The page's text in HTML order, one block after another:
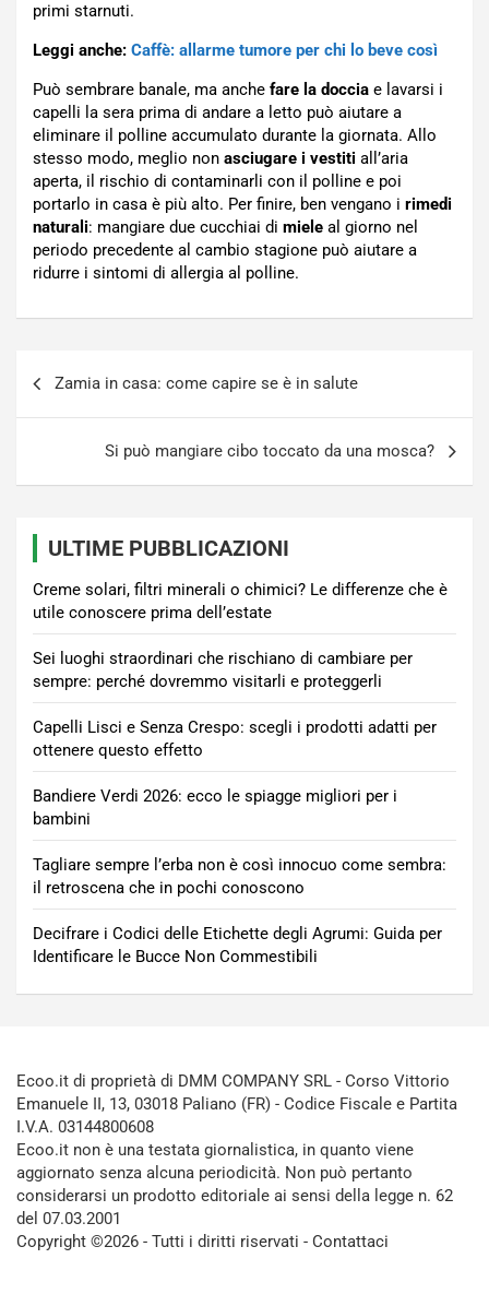
primi starnuti.
Leggi anche: Caffè: allarme tumore per chi lo beve così
Può sembrare banale, ma anche fare la doccia e lavarsi i
capelli la sera prima di andare a letto può aiutare a
eliminare il polline accumulato durante la giornata. Allo
stesso modo, meglio non asciugare i vestiti all’aria
aperta, il rischio di contaminarli con il polline e poi
portarlo in casa è più alto. Per finire, ben vengano i rimedi
naturali: mangiare due cucchiai di miele al giorno nel
periodo precedente al cambio stagione può aiutare a
ridurre i sintomi di allergia al polline.
Zamia in casa: come capire se è in salute
Si può mangiare cibo toccato da una mosca?
ULTIME PUBBLICAZIONI
Creme solari, filtri minerali o chimici? Le differenze che è
utile conoscere prima dell’estate
Sei luoghi straordinari che rischiano di cambiare per
sempre: perché dovremmo visitarli e proteggerli
Capelli Lisci e Senza Crespo: scegli i prodotti adatti per
ottenere questo effetto
Bandiere Verdi 2026: ecco le spiagge migliori per i
bambini
Tagliare sempre l’erba non è così innocuo come sembra:
il retroscena che in pochi conoscono
Decifrare i Codici delle Etichette degli Agrumi: Guida per
Identificare le Bucce Non Commestibili
Ecoo.it di proprietà di DMM COMPANY SRL - Corso Vittorio
Emanuele II, 13, 03018 Paliano (FR) - Codice Fiscale e Partita
I.V.A. 03144800608
Ecoo.it non è una testata giornalistica, in quanto viene
aggiornato senza alcuna periodicità. Non può pertanto
considerarsi un prodotto editoriale ai sensi della legge n. 62
del 07.03.2001
Copyright ©2026 - Tutti i diritti riservati - Contattaci